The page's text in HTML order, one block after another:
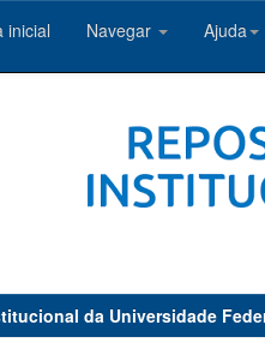
inicial Navegar Ajuda
da Universidade